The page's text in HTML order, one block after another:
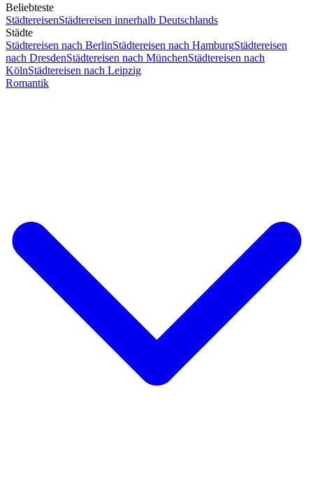
Beliebteste
StädtereisenStädtereisen innerhalb Deutschlands
Städte
Städtereisen nach BerlinStädtereisen nach HamburgStädtereisen
nach DresdenStädtereisen nach MünchenStädtereisen nach
KölnStädtereisen nach Leipzig
Romantik